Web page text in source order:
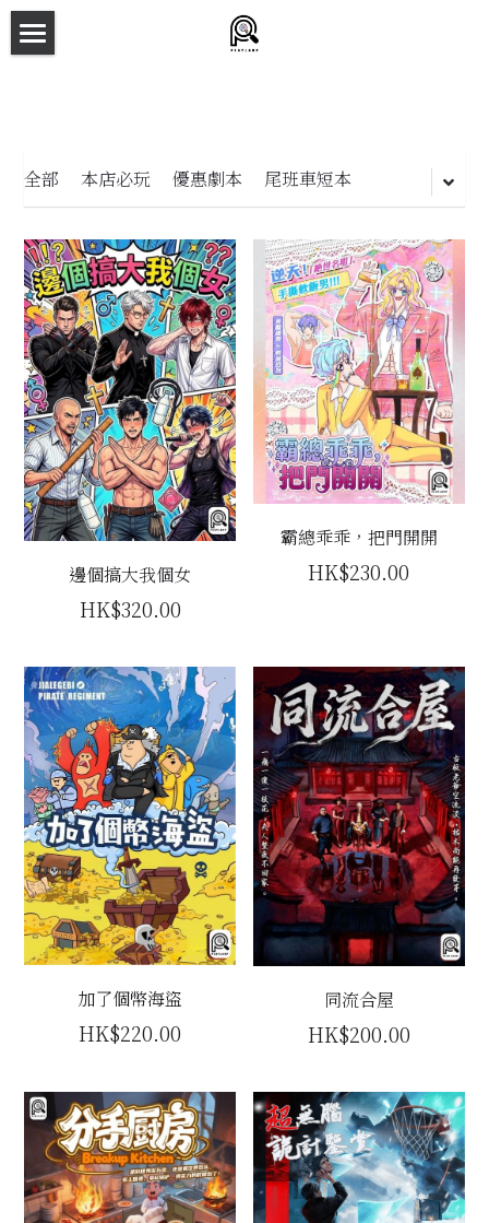
新本預告
劇本相冊
拼團快團群組
劇本殺介紹
新手須知
預約方法
主題房間
會員優惠
主持/劇本招募
到址及團建服務
傳媒報道
聯絡我們
Instagram
搜索
全部 本店必玩 優惠劇本 尾班車短本
邊個搞大我個女
HK$320.00
霸總乖乖，把門開開
HK$230.00
加了個幣海盜
HK$220.00
同流合屋
HK$200.00
商品分類